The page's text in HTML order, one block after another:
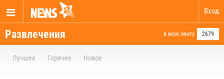
Вход
Развлечения в мою ленту 2679
Лучшее Горячее Новое